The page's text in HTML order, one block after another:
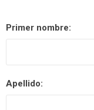
Primer nombre:
Apellido: